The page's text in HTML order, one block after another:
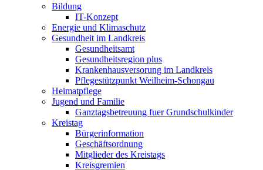
Bildung
IT-Konzept
Energie und Klimaschutz
Gesundheit im Landkreis
Gesundheitsamt
Gesundheitsregion plus
Krankenhausversorung im Landkreis
Pflegestützpunkt Weilheim-Schongau
Heimatpflege
Jugend und Familie
Ganztagsbetreuung fuer Grundschulkinder
Kreistag
Bürgerinformation
Geschäftsordnung
Mitglieder des Kreistags
Kreisgremien